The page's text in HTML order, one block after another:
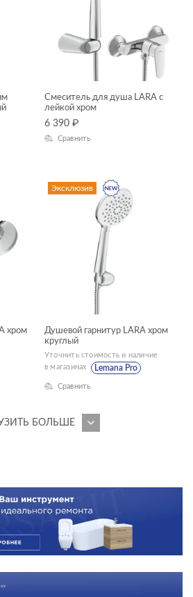
Смеситель для душа LARA с
лейкой хром
6 390 ₽
Сравнить
хром
Эксклюзив
Душевой гарнитур LARA хром
круглый
Уточнить стоимость и наличие
в магазинах
Lemana Pro
Сравнить
БОЛЬШЕ